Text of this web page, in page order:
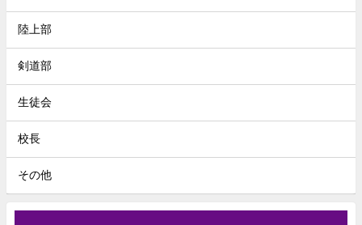
陸上部
剣道部
生徒会
校長
その他